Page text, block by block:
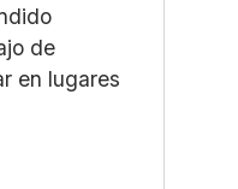
de
en lugares